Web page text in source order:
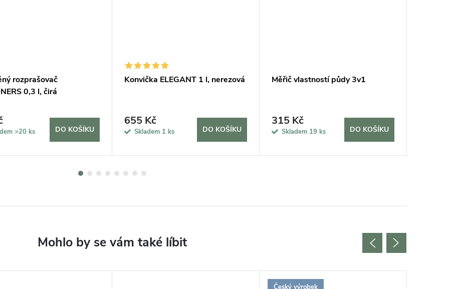
rozprašovač
0,3 l, čirá
>20 ks DO KOŠÍKU
Konvička ELEGANT 1 l, nerezová
655 Kč
Skladem 1 ks DO KOŠÍKU
Měřič vlastností půdy 3v1
315 Kč
Skladem 19 ks DO KOŠÍKU
Český výrobek